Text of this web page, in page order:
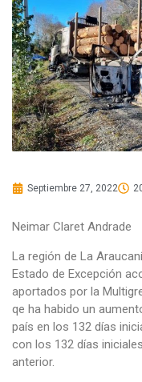
Septiembre 27, 2022
Neimar Claret Andrade
La región de La
Estado de Excepción
aportados por la
qe ha habido un
país en los 132 días
con los 132 días
anterior.